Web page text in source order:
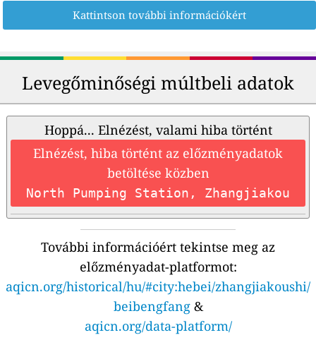
Kattintson további információkért
Levegőminőségi múltbeli adatok
Hoppá... Elnézést, valami hiba történt
Elnézést, hiba történt az előzményadatok
betöltése közben
North Pumping Station, Zhangjiakou
További információért tekintse meg az
előzményadat-platformot:
aqicn.org/historical/hu/#city:hebei/zhangjiakoushi/
beibengfang&
aqicn.org/data-platform/